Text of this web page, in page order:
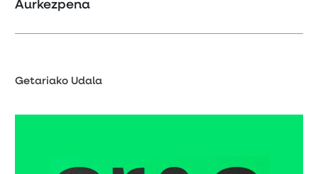
Aurkezpena
Getariako Udala